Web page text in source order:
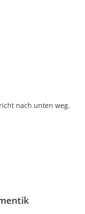
nach unten weg.